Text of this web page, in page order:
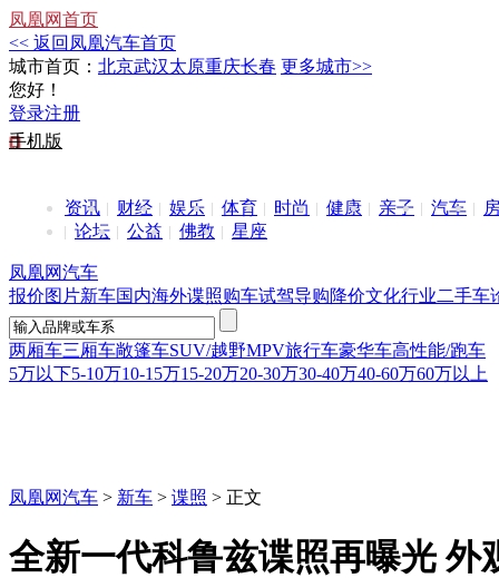
凤凰网首页
<< 返回凤凰汽车首页
城市首页： 北京武汉太原重庆长春 更多城市>>
您好！
登录注册
手机版
资讯 财经 娱乐 体育 时尚 健康 亲子 汽车
论坛
公益 佛教 星座
凤凰网汽车
报价图片新车国内海外谍照购车试驾导购降价文化行业二手车
两厢车三厢车敞篷车SUV/越野MPV旅行车豪华车高性能/跑车
5万以下5-10万10-15万15-20万20-30万30-40万40-60万60万以上
凤凰网汽车 > 新车 > 谍照 > 正文
全新一代科鲁兹谍照再曝光 外